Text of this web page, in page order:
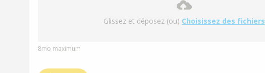
Glissez et déposez (ou) Choisissez des fichiers
8mo maximum